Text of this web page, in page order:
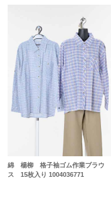
綿 楊柳 格子袖ゴム作業ブラウ
ス 15枚入り 1004036771